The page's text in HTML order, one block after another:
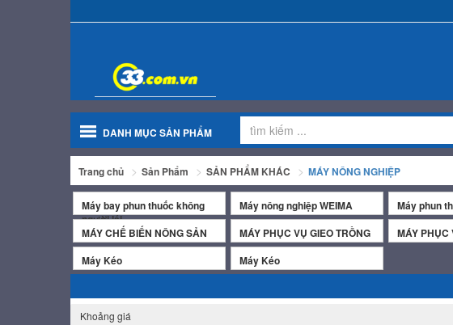
DANH MỤC SẢN PHẨM
Trang chủ Sản Phẩm SẢN PHẨM KHÁC MÁY NÔNG NGHIỆP
Máy bay phun thuốc không
người lái
Máy nông nghiệp WEIMA Máy phun
MÁY CHẾ BIẾN NÔNG SẢN
MÁY PHỤC VỤ GIEO TRỒNG MÁY PHỤC
Máy Kéo
Máy Kéo
Khoảng giá